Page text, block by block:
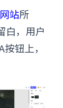
站所
白，用户
钮上，